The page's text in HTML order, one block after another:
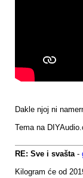
Dakle njoj ni
Tema na
RE: Sve i svašta-
Kilogram će od